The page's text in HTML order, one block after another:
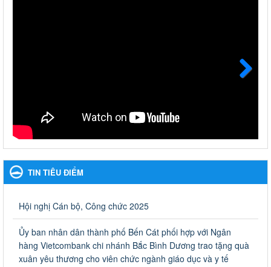
Nhắc nhỡ thực hiện thanh toán không dùng tiền mặt các
khoản thu trong nhà trường năm học 2023-2024 và các năm
Ngày ban hành: 27/09/2023
Hưởng ứng cuộc thi Tìm hiểu Luật Phòng, chống ma túy
Hưởng ứng cuộc thi Tìm hiểu Luật Phòng, chống ma túy
Ngày ban hành: 06/09/2023
bổng, hỗ trợ của Chương trình "Tiếp sức đến trường" năm
học 2023-2024
Về việc thống kê, lập danh sách đề xuất học sinh nhận học bổng,
hỗ trợ của Chương trình "Tiếp sức đến trường" năm học 2023-
2024
TIN TIÊU ĐIỂM
Hội nghị Cán bộ, Công chức 2025
Ủy ban nhân dân thành phố Bến Cát phối hợp với Ngân
hàng Vietcombank chi nhánh Bắc Bình Dương trao tặng quà
xuân yêu thương cho viên chức ngành giáo dục và y tế